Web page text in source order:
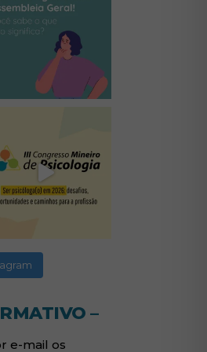
(abre em nova janela)
–
e-mail os